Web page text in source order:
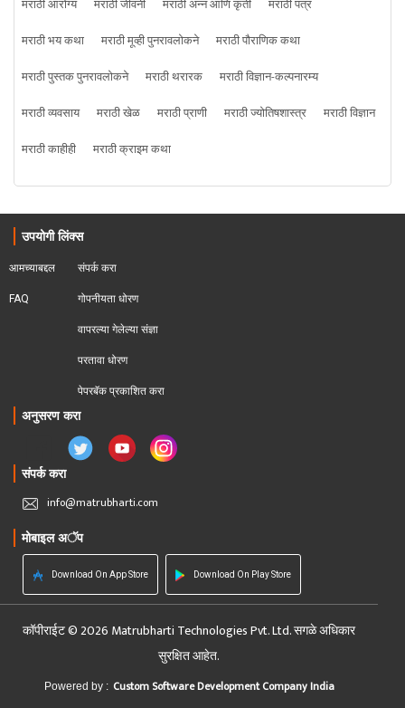
मराठी आरोग्य
मराठी जीवनी मराठी अन्न आणि कृती
मराठी पत्र
मराठी भय कथा
मराठी मूव्ही पुनरावलोकने
मराठी पौराणिक कथा
मराठी पुस्तक पुनरावलोकने
मराठी थरारक
मराठी विज्ञान-कल्पनारम्य
मराठी व्यवसाय
मराठी खेळ मराठी प्राणी मराठी ज्योतिषशास्त्र
मराठी विज्ञान
मराठी काहीही
मराठी क्राइम कथा
उपयोगी लिंक्स
आमच्याबद्दल
FAQ
संपर्क करा
गोपनीयता धोरण
वापरल्या गेलेल्या संज्ञा
परतावा धोरण
पेपरबॅक प्रकाशित करा
अनुसरण करा
संपर्क करा
info@matrubharti.com
मोबाइल अॅप
Download On App Store Download On Play Store
कॉपीराईट © 2026 Matrubharti Technologies Pvt. Ltd. सगळे अधिकार
सुरक्षित आहेत.
Powered by : Custom Software Development Company India